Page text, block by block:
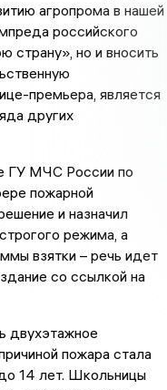
агропрома в нашей
российского
страну», но и вносить
премьера, является
других
ГУ МЧС России по
пожарной
и назначил
режима, а
взятки – речь идет
со ссылкой на
двухэтажное
пожара стала
14 лет. Школьницы